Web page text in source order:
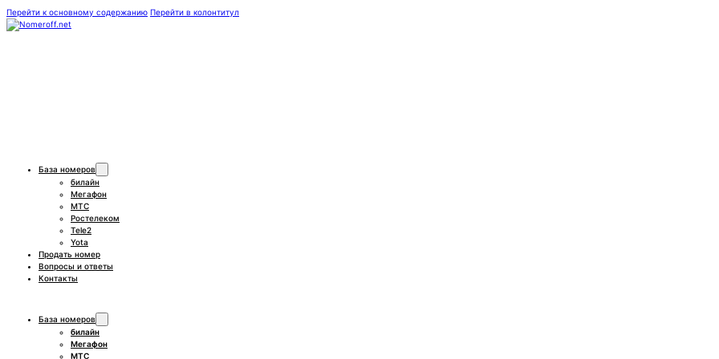
Перейти к основному содержанию Перейти в колонтитул
База номеров
билайн
Мегафон
МТС
Ростелеком
Tele2
Yota
Продать номер
Вопросы и ответы
Контакты
База номеров
билайн
Мегафон
МТС